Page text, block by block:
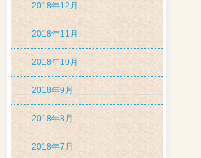
2018年12月
2018年11月
2018年10月
2018年9月
2018年8月
2018年7月